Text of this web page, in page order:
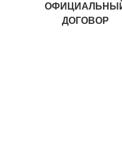
ДОГОВОР